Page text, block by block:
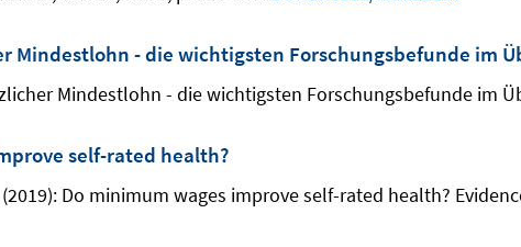
Mindestlohn - die wichtigsten Forschungsbefunde im
Mindestlohn - die wichtigsten Forschungsbefunde im
self-rated health?
(2019): Do minimum wages improve self-rated health?